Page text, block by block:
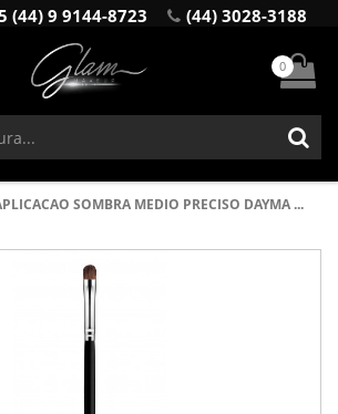
(44) 9 9144-8723 (44) 3028-3188
0
SOMBRA MEDIO PRECISO DAYMA ...